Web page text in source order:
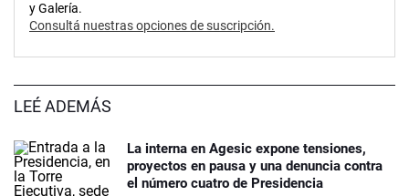
y Galería.
Consultá nuestras opciones de suscripción.
LEÉ ADEMÁS
La interna en Agesic expone tensiones,
proyectos en pausa y una denuncia contra
el número cuatro de Presidencia